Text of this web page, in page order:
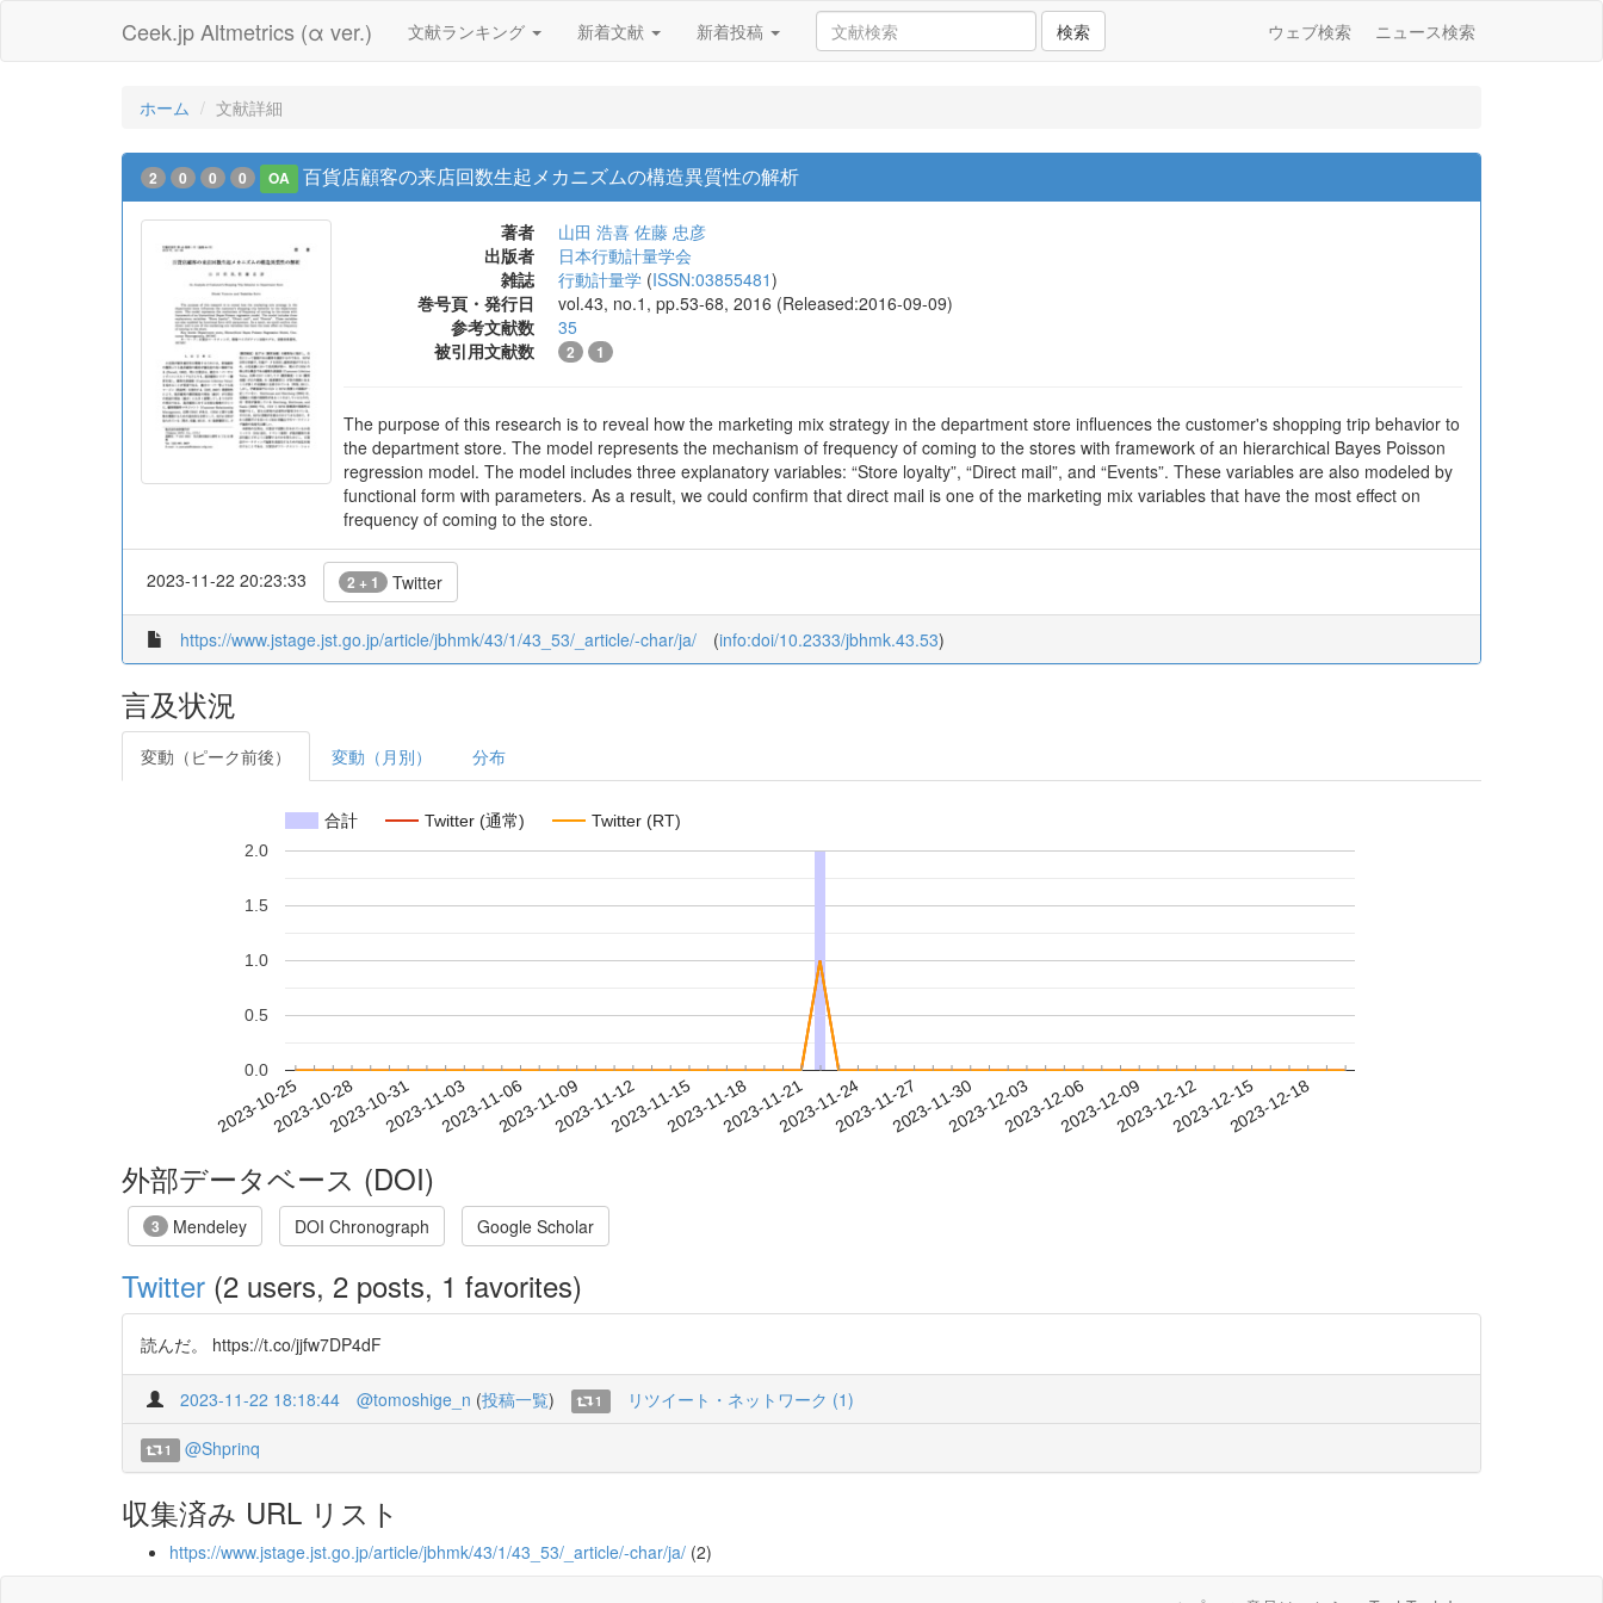
Ceek.jp Altmetrics (α ver.) 文献ランキング 新着文献 新着投稿 検索 ウェブ検索 ニュース検索
ホーム 文献詳細
2 0 0 0 OA 百貨店顧客の来店回数生起メカニズムの構造異質性の解析
著者 山田 浩喜 佐藤 忠彦
出版者
日本行動計量学会
雑誌
行動計量学 (ISSN:03855481)
巻号頁・発行日
vol.43, no.1, pp.53-68, 2016 (Released:2016-09-09)
参考文献数
35
被引用文献数
2 1
The purpose of this research is to reveal how the marketing mix strategy in the department store influences the customer's shopping trip behavior to
the department store. The model represents the mechanism of frequency of coming to the stores with framework of an hierarchical Bayes Poisson
regression model. The model includes three explanatory variables: “Store loyalty”, “Direct mail”, and “Events”. These variables are also modeled by
functional form with parameters. As a result, we could confirm that direct mail is one of the marketing mix variables that have the most effect on
frequency of coming to the store.
2023-11-22 20:23:33 2 + 1 Twitter
https://www.jstage.jst.go.jp/article/jbhmk/43/1/43_53/_article/-char/ja/ (info:doi/10.2333/jbhmk.43.53)
言及状況
変動（ピーク前後） 変動（月別） 分布
合計 Twitter (通常) Twitter (RT)
2023-10-252023-10-282023-10-312023-11-032023-11-062023-11-092023-11-122023-11-152023-11-182023-11-212023-11-242023-11-272023-11-302023-12-032023-12-062023-12-092023-12-122023-12-152023-12-18
0.0
0.5
1.0
1.5
2.0
外部データベース (DOI)
3 Mendeley DOI Chronograph Google Scholar
Twitter (2 users, 2 posts, 1 favorites)
読んだ。 https://t.co/jjfw7DP4dF
2023-11-22 18:18:44 @tomoshige_n (投稿一覧) 1 リツイート・ネットワーク (1)
1 @Shprinq
収集済み URL リスト
https://www.jstage.jst.go.jp/article/jbhmk/43/1/43_53/_article/-char/ja/ (2)